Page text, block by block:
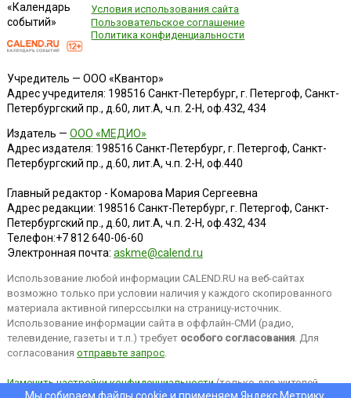
«Календарь
событий»
Условия использования сайта
Пользовательское соглашение
Политика конфиденциальности
Учредитель — ООО «Квантор»
Адрес учредителя: 198516 Санкт-Петербург, г. Петергоф, Санкт-
Петербургский пр., д.60, лит.А, ч.п. 2-Н, оф.432, 434
Издатель — ООО «МЕДИО»
Адрес издателя: 198516 Санкт-Петербург, г. Петергоф, Санкт-
Петербургский пр., д.60, лит.А, ч.п. 2-Н, оф.440
Главный редактор - Комарова Мария Сергеевна
Адрес редакции: 198516 Санкт-Петербург, г. Петергоф, Санкт-
Петербургский пр., д.60, лит.А, ч.п. 2-Н, оф.432, 434
Телефон:+7 812 640-06-60
Электронная почта: askme@calend.ru
Использование любой информации CALEND.RU на веб-сайтах
возможно только при условии наличия у каждого скопированного
материала активной гиперссылки на страницу-источник.
Использование информации сайта в оффлайн-СМИ (радио,
телевидение, газеты и т.п.) требует особого согласования. Для
согласования отправьте запрос.
Изменить настройки конфиденциальности(только для жителей
Мы собираем файлы cookie и применяем Яндекс.Метрику.